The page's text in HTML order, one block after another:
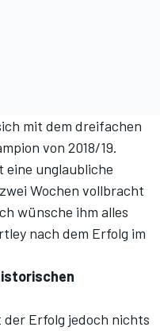
mit dem dreifachen
von 2018/19.
eine unglaubliche
Wochen vollbracht
wünsche ihm alles
nach dem Erfolg im
Erfolg jedoch nichts